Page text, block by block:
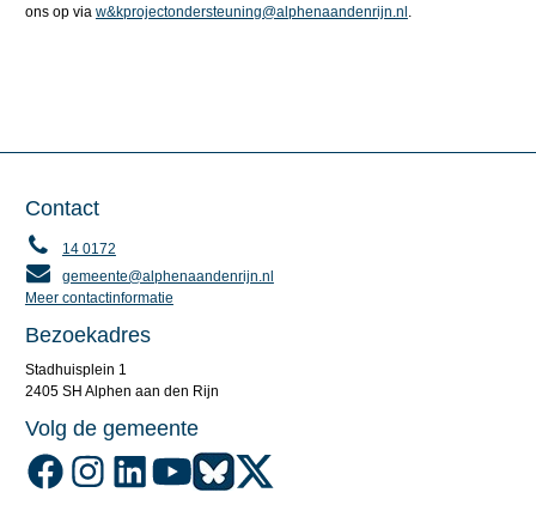
ons op via w&kprojectondersteuning@alphenaandenrijn.nl .
Contact
14 0172
gemeente@alphenaandenrijn.nl
Meer contactinformatie
Bezoekadres
Stadhuisplein 1
2405 SH Alphen aan den Rijn
Volg de gemeente
Volg de gemeente Alphen aan den Rijn op Facebook
Volg de gemeente Alphen aan den Rijn op Instagram
Volg de gemeente Alphen aan den Rijn op LinkedIn
Volg de gemeente Alphen aan den Rijn op YouTube
Volg de gemeente Alphen aan den Rijn op